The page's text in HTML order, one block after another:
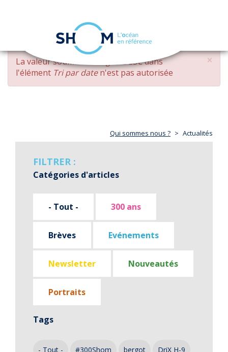
Aller
contenu
principal
navigation
×
MESSAGE
D'ERREUR
La valeur soumise changed DESCdans
l'élément Tri par daten'est pas autorisée
Qui sommes nous ? Actualités
FILTRER :
Catégories d'articles
- Tout - 300 ans
Brèves Evénements
Newsletter Nouveautés
Portraits
Tags
- Tout - #300Shom bergot DriX H-9